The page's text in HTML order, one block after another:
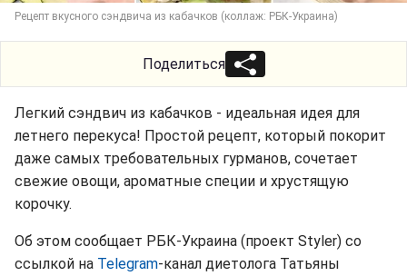
Рецепт вкусного сэндвича из кабачков (коллаж: РБК-Украина)
Поделиться
Легкий сэндвич из кабачков - идеальная идея для
летнего перекуса! Простой рецепт, который покорит
даже самых требовательных гурманов, сочетает
свежие овощи, ароматные специи и хрустящую
корочку.
Об этом сообщает РБК-Украина (проект Styler) со
ссылкой на Telegram-канал диетолога Татьяны